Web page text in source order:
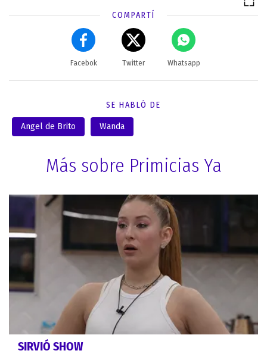
COMPARTÍ
Facebok Twitter Whatsapp
SE HABLÓ DE
Angel de Brito Wanda
Más sobre Primicias Ya
SIRVIÓ SHOW